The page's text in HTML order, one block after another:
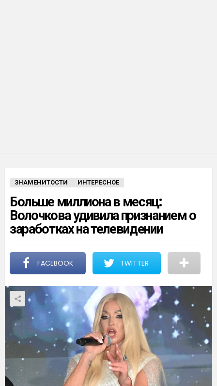
ЗНАМЕНИТОСТИ ИНТЕРЕСНОЕ
Больше миллиона в месяц:
Волочкова удивила признанием о
заработках на телевидении
FACEBOOK TWITTER